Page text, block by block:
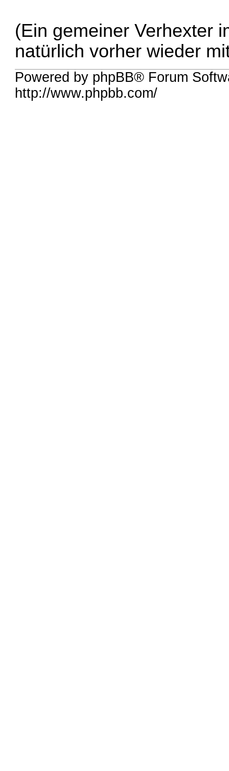
(Ein gemeiner Verhexter
natürlich vorher wieder
Powered by phpBB® Forum
http://www.phpbb.com/